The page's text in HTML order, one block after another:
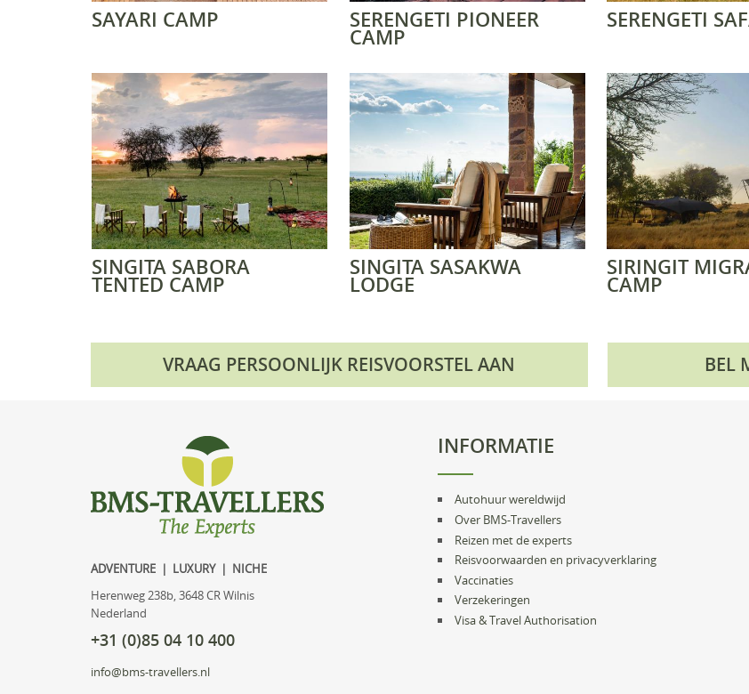
SAYARI CAMP SERENGETI PIONEER
CAMP
SERENGETI
SINGITA SABORA
TENTED CAMP
SINGITA SASAKWA
LODGE
SIRINGIT
CAMP
VRAAG PERSOONLIJK REISVOORSTEL AAN BEL
ADVENTURE | LUXURY | NICHE
Herenweg 238b, 3648 CR Wilnis
Nederland
+31 (0)85 04 10 400
info@bms-travellers.nl
INFORMATIE
Autohuur wereldwijd
Over BMS-Travellers
Reizen met de experts
Reisvoorwaarden en privacyverklaring
Vaccinaties
Verzekeringen
Visa & Travel Authorisation